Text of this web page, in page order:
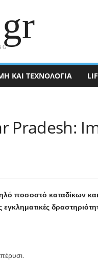
ΚΑΙ ΤΕΧΝΟΛΟΓΊΑ
Pradesh:
ποσοστό καταδίκων